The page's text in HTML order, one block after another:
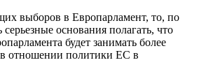
выборов в Европарламент, то, по
основания полагать, что
будет занимать более
отношении политики ЕС в